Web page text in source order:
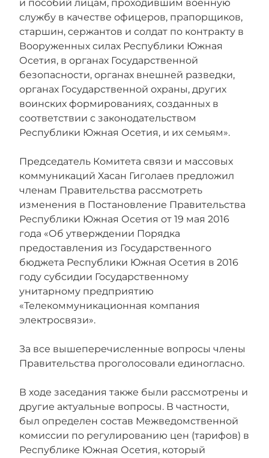
и пособий лицам, проходившим военную
службу в качестве офицеров, прапорщиков,
старшин, сержантов и солдат по контракту в
Вооруженных силах Республики Южная
Осетия, в органах Государственной
безопасности, органах внешней разведки,
органах Государственной охраны, других
воинских формированиях, созданных в
соответствии с законодательством
Республики Южная Осетия, и их семьям».
Председатель Комитета связи и массовых
коммуникаций Хасан Гиголаев предложил
членам Правительства рассмотреть
изменения в Постановление Правительства
Республики Южная Осетия от 19 мая 2016
года «Об утверждении Порядка
предоставления из Государственного
бюджета Республики Южная Осетия в 2016
году субсидии Государственному
унитарному предприятию
«Телекоммуникационная компания
электросвязи».
За все вышеперечисленные вопросы члены
Правительства проголосовали единогласно.
В ходе заседания также были рассмотрены и
другие актуальные вопросы. В частности,
был определен состав Межведомственной
комиссии по регулированию цен (тарифов) в
Республике Южная Осетия, который